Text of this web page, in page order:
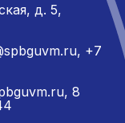
д. 5,
, +7
, 8